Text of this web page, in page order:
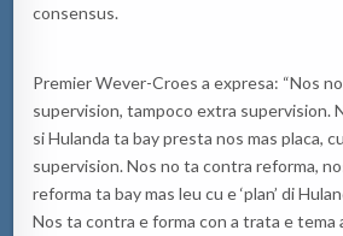
consensus.
Premier Wever-Croes a expresa: “Nos
supervision, tampoco extra supervision.
si Hulanda ta bay presta nos mas placa,
supervision. Nos no ta contra reforma,
reforma ta bay mas leu cu e ‘plan’ di
Nos ta contra e forma con a trata e tema